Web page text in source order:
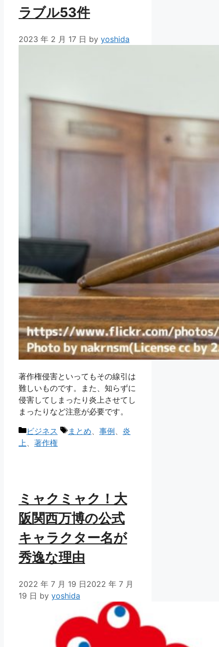
ラブル53件
2023 年 2 月 17 日 by yoshida
著作権侵害といってもその線引は
難しいものです。また、知らずに
侵害してしまったり炎上させてし
まったりなど注意が必要です。
カ
ビジネス
タ
まとめ、 事例、 炎
上、 著作権
ミャクミャク！大
阪関西万博の公式
キャラクター名が
秀逸な理由
2022 年 7 月 19 日2022 年 7 月
19 日 by yoshida